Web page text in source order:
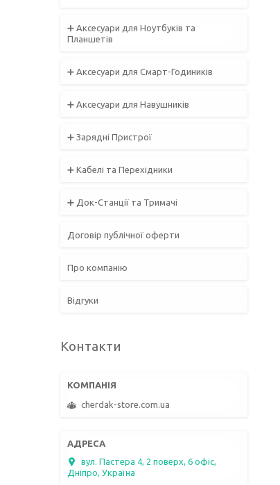
➕ Аксесуари для Ноутбуків та
Планшетів
➕ Аксесуари для Смарт-Годиників
➕ Аксесуари для Навушників
➕ Зарядні Пристрої
➕ Кабелі та Перехідники
➕ Док-Станції та Тримачі
Договір публічної оферти
Про компанію
Відгуки
Контакти
cherdak-store.com.ua
вул. Пастера 4, 2 поверх, 6 офіс,
Дніпро, Україна